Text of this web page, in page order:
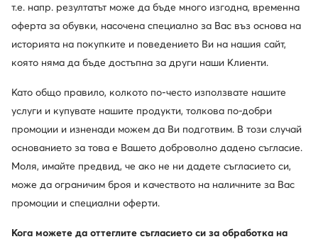
Ugg
Пантофи · Сив
121,18€
Ugg
Апрески · Кафяв
197,87€
т.е. напр. резултатът може да бъде много изгодна, временна
оферта за обувки, насочена специално за Вас въз основа на
историята на покупките и поведението Ви на нашия сайт,
която няма да бъде достъпна за други наши Клиенти.
Като общо правило, колкото по-често използвате нашите
услуги и купувате нашите продукти, толкова по-добри
промоции и изненади можем да Ви подготвим. В този случай
основанието за това е Вашето доброволно дадено съгласие.
Моля, имайте предвид, че ако не ни дадете съгласието си,
може да ограничим броя и качеството на наличните за Вас
промоции и специални оферти.
Кога можете да оттеглите съгласието си за обработка на